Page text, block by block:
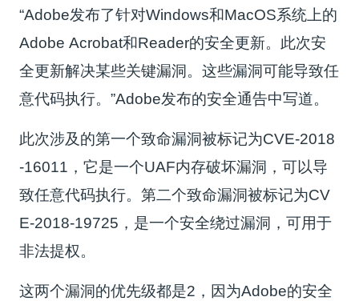
“Adobe发布了针对Windows和MacOS系统上的
Adobe Acrobat和Reader的安全更新。此次安
全更新解决某些关键漏洞。这些漏洞可能导致任
意代码执行。”Adobe发布的安全通告中写道。
此次涉及的第一个致命漏洞被标记为CVE-2018
-16011，它是一个UAF内存破坏漏洞，可以导
致任意代码执行。第二个致命漏洞被标记为CV
E-2018-19725，是一个安全绕过漏洞，可用于
非法提权。
这两个漏洞的优先级都是2，因为Adobe的安全